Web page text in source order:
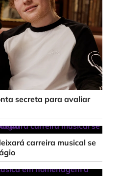
secreta para avaliar
carreira musical se